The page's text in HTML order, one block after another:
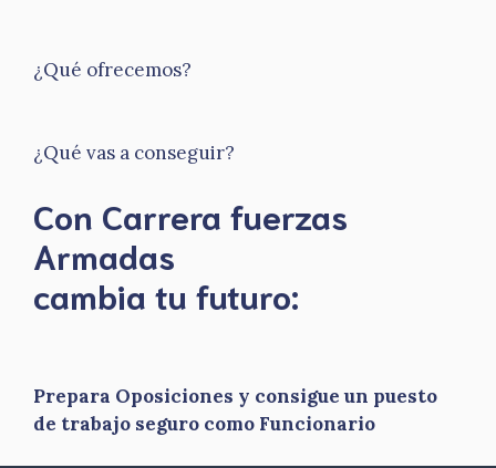
¿Qué ofrecemos?
¿Qué vas a conseguir?
Con Carrera fuerzas
Armadas
​cambia tu futuro:
Prepara Oposiciones y consigue un puesto
de trabajo seguro como Funcionario